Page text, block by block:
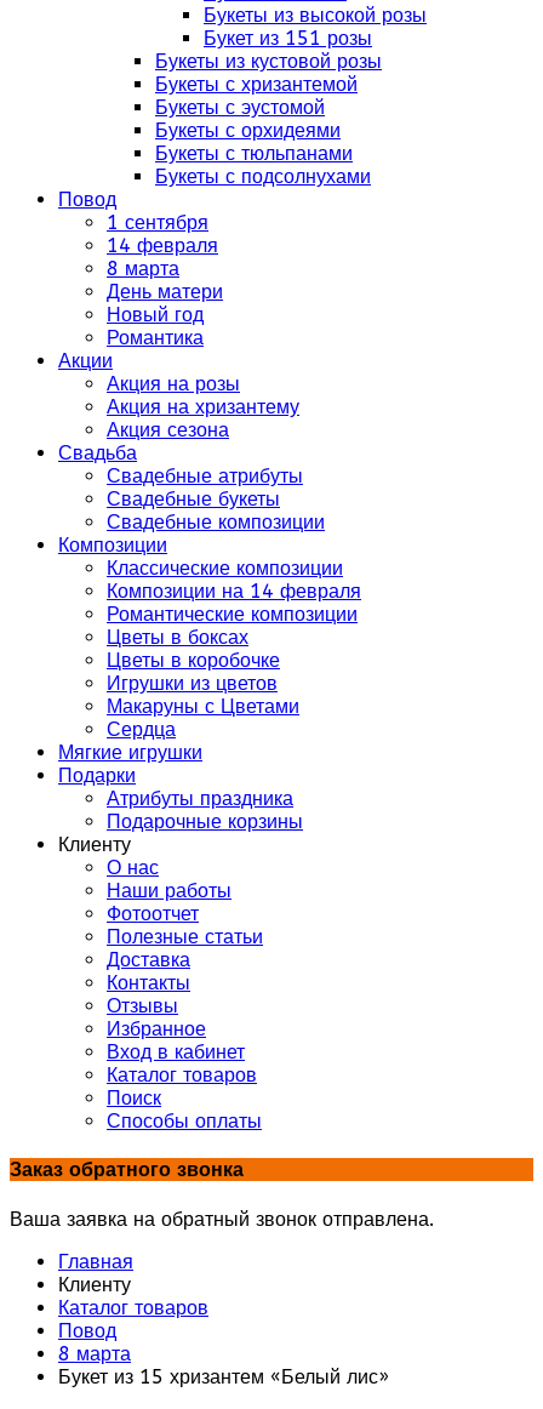
Букеты из высокой розы
Букет из 151 розы
Букеты из кустовой розы
Букеты с хризантемой
Букеты с эустомой
Букеты с орхидеями
Букеты с тюльпанами
Букеты с подсолнухами
Повод
1 сентября
14 февраля
8 марта
День матери
Новый год
Романтика
Акции
Акция на розы
Акция на хризантему
Акция сезона
Свадьба
Свадебные атрибуты
Свадебные букеты
Свадебные композиции
Композиции
Классические композиции
Композиции на 14 февраля
Романтические композиции
Цветы в боксах
Цветы в коробочке
Игрушки из цветов
Макаруны с Цветами
Сердца
Мягкие игрушки
Подарки
Атрибуты праздника
Подарочные корзины
Клиенту
О нас
Наши работы
Фотоотчет
Полезные статьи
Доставка
Контакты
Отзывы
Избранное
Вход в кабинет
Каталог товаров
Поиск
Способы оплаты
Заказ обратного звонка
Ваша заявка на обратный звонок отправлена.
Главная
Клиенту
Каталог товаров
Повод
8 марта
Букет из 15 хризантем «Белый лис»